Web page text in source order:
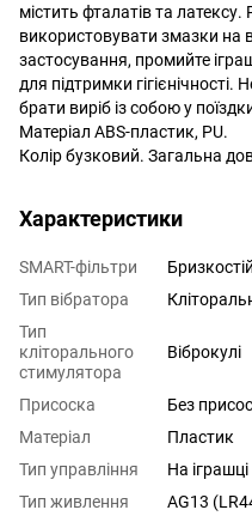
містить фталатів та
використовувати змазки на
застосування, промийте
для підтримки
брати виріб із собою у
Матеріал ABS-пластик, PU.
Колір бузковий. Загальна
Характеристики
SMART-фільтри
Тип вібратора
Тип
кліторального
стимулятора
Віброкулі
Присоска
Без
Матеріал
Пластик
Тип управління
На іграшці
Тип живлення
AG13